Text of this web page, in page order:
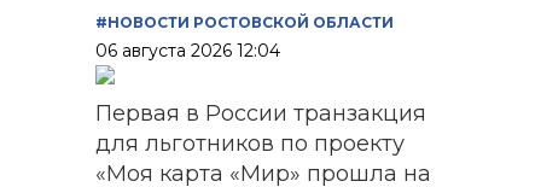
#НОВОСТИ РОСТОВСКОЙ ОБЛАСТИ
06 августа 2026 12:04
Первая в России транзакция
для льготников по проекту
«Моя карта «Мир» прошла на